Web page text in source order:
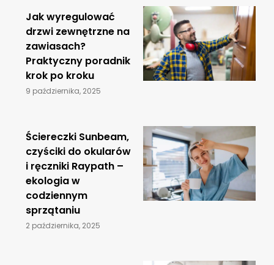
Jak wyregulować
drzwi zewnętrzne na
zawiasach?
Praktyczny poradnik
krok po kroku
9 października, 2025
Ściereczki Sunbeam,
czyściki do okularów
i ręczniki Raypath –
ekologia w
codziennym
sprzątaniu
2 października, 2025